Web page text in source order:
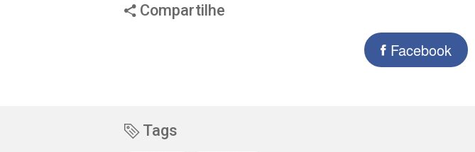
Compartilhe
Facebook
Tags